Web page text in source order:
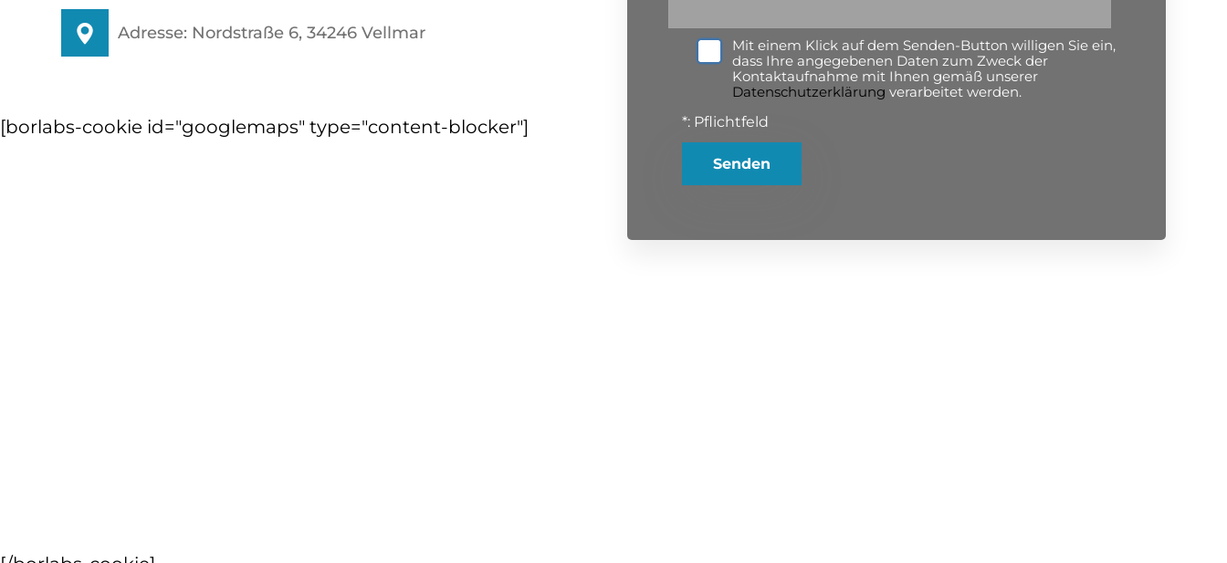
Adresse: Nordstraße 6, 34246 Vellmar
Mit einem Klick auf dem Senden-Button willigen Sie ein,
dass Ihre angegebenen Daten zum Zweck der
Kontaktaufnahme mit Ihnen gemäß unserer
Datenschutzerklärung verarbeitet werden.
*: Pflichtfeld
[borlabs-cookie id="googlemaps" type="content-blocker"]